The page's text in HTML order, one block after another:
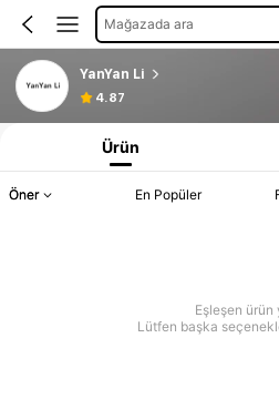
Mağazada ara
YanYan Li
4.87
Ürün
Öner En Popüler
Eşleşen ürün
Lütfen başka